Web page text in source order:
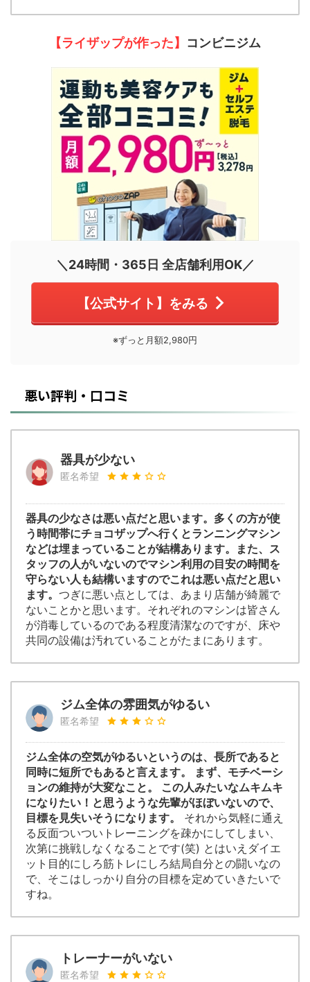
【ライザップが作った】 コンビニジム
＼24時間・365日 全店舗利用OK／
【公式サイト】をみる
※ずっと月額2,980円
悪い評判・口コミ
器具が少ない
匿名希望
器具の少なさは悪い点だと思います。多くの方が使
う時間帯にチョコザップへ行くとランニングマシン
などは埋まっていることが結構あります。また、ス
タッフの人がいないのでマシン利用の目安の時間を
守らない人も結構いますのでこれは悪い点だと思い
ます。 つぎに悪い点としては、あまり店舗が綺麗で
ないことかと思います。それぞれのマシンは皆さん
が消毒しているのである程度清潔なのですが、床や
共同の設備は汚れていることがたまにあります。
ジム全体の雰囲気がゆるい
匿名希望
ジム全体の空気がゆるいというのは、長所であると
同時に短所でもあると言えます。 まず、モチベーシ
ョンの維持が大変なこと。 この人みたいなムキムキ
になりたい！と思うような先輩がほぼいないので、
目標を見失いそうになります。
それから気軽に通え
る反面ついついトレーニングを疎かにしてしまい、
次第に挑戦しなくなることです(笑) とはいえダイエ
ット目的にしろ筋トレにしろ結局自分との闘いなの
で、そこはしっかり自分の目標を定めていきたいで
すね。
トレーナーがいない
匿名希望